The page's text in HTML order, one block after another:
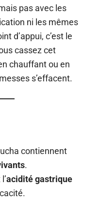
pas avec les
ni les mêmes
d’appui, c’est le
cassez cet
chauffant ou en
s’effacent.
contiennent
.
acidité gastrique